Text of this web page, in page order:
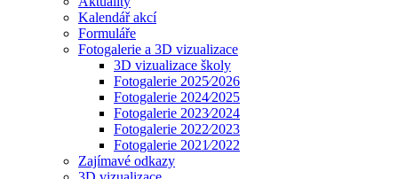
Kalendář akcí
Formuláře
Fotogalerie a 3D vizualizace
3D vizualizace školy
Fotogalerie 2025⁄2026
Fotogalerie 2024⁄2025
Fotogalerie 2023⁄2024
Fotogalerie 2022⁄2023
Fotogalerie 2021⁄2022
Zajímavé odkazy